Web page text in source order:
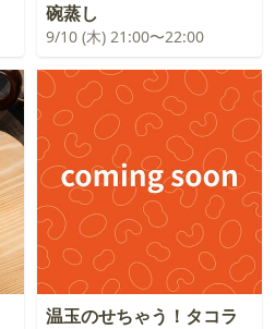
碗蒸し
9/10 (木) 21:00〜22:00
温玉のせちゃう！タコラ